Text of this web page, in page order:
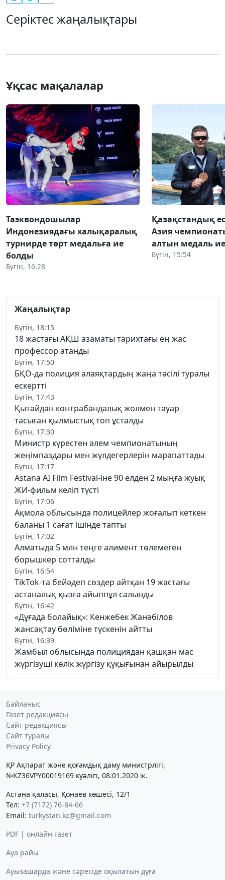
Серіктес жаңалықтары
Ұқсас мақалалар
Таэквондошылар
Индонезиядағы халықаралық
турнирде төрт медальға ие
болды
Бүгін, 16:28
Қазақстандық
Азия
алтын медаль
Бүгін, 15:54
Жаңалықтар
Бүгін, 18:15
18 жастағы АҚШ азаматы тарихтағы ең жас
профессор атанды
Бүгін, 17:50
БҚО-да полиция алаяқтардың жаңа тәсілі туралы
ескертті
Бүгін, 17:43
Қытайдан контрабандалық жолмен тауар
тасыған қылмыстық топ ұсталды
Бүгін, 17:30
Министр күрестен әлем чемпионатының
жеңімпаздары мен жүлдегерлерін марапаттады
Бүгін, 17:17
Astana AI Film Festival-іне 90 елден 2 мыңға жуық
ЖИ-фильм келіп түсті
Бүгін, 17:06
Ақмола облысында полицейлер жоғалып кеткен
баланы 1 сағат ішінде тапты
Бүгін, 17:02
Алматыда 5 млн теңге алимент төлемеген
борышкер сотталды
Бүгін, 16:54
TikTok-та бейәдеп сөздер айтқан 19 жастағы
астаналық қызға айыппұл салынды
Бүгін, 16:42
«Дұғада болайық»: Кенжебек Жанәбілов
жансақтау бөліміне түскенін айтты
Бүгін, 16:39
Жамбыл облысында полициядан қашқан мас
жүргізуші көлік жүргізу құқығынан айырылды
Байланыс
Газет редакциясы
Сайт редакциясы
Сайт туралы
Privacy Policy
ҚР Ақпарат және қоғамдық даму министрлігі,
№KZ36VPY00019169 куәлігі, 08.01.2020 ж.
Астана қаласы, Қонаев көшесі, 12/1
Тел: +7 (7172) 76-84-66
Email: turkystan.kz@gmail.com
PDF | онлайн газет
Ауа райы
Ауызашарда және сәресіде оқылатын дұға